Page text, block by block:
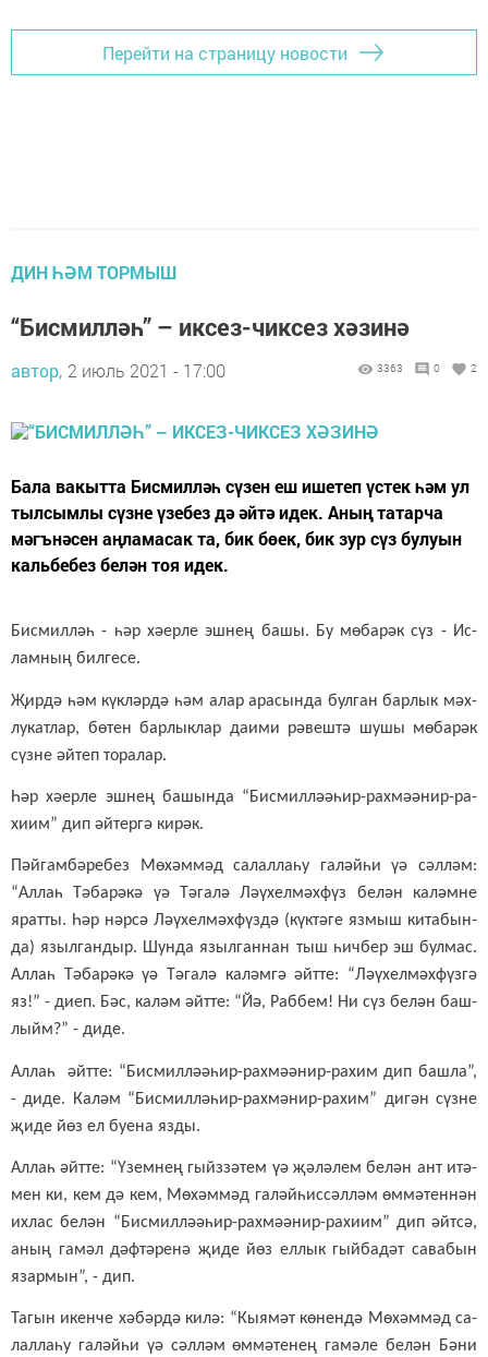
Перейти на страницу новости
ДИН ҺӘМ ТОРМЫШ
“Бис­мил­ләһ” – ик­сез-чик­сез хә­зи­нә
автор, 2 июль 2021 - 17:00 3363 0 2
­Ба­ла ва­кыт­та Бис­мил­ләһ сү­зен еш ише­теп үс­тек һәм ул
тыл­сым­лы сүз­не үзе­без дә әй­тә идек. Аның та­тар­ча
мәгъ­нә­сен аң­ла­ма­сак та, бик бө­ек, бик зур сүз бу­лу­ын
каль­бе­без бе­лән тоя идек.
Бис­мил­ләһ - һәр хә­ер­ле эш­нең ба­шы. Бу мө­ба­рәк сүз - Ис­
лам­ның бил­ге­се.
Җир­дә һәм күк­ләр­дә һәм алар ара­сын­да бул­ган бар­лык мәх­
лу­кат­лар, бө­тен бар­лык­лар да­и­ми рә­веш­тә шу­шы мө­ба­рәк
сүз­не әй­теп то­ра­лар.
Һәр хә­ер­ле эш­нең ба­шын­да “Бис­мил­лә­ә­һир-рах­мә­ә­нир-ра­
хи­им” дип әй­тер­гә ки­рәк.
Пәй­гам­бә­ре­без Мө­хәм­мәд са­лал­ла­һу га­ләй­һи үә сәл­ләм:
“Ал­лаһ Тә­ба­рә­кә үә Тә­га­лә Лә­ү­хел­мәх­фүз бе­лән ка­ләм­не
ярат­ты. Һәр нәр­сә Лә­ү­хел­мәх­фүз­дә (күк­тә­ге яз­мыш ки­та­бын­
да) языл­ган­дыр. Шун­да языл­ган­нан тыш һич­бер эш бул­мас.
Ал­лаһ Тә­ба­рә­кә үә Тә­га­лә ка­ләм­гә әйт­те: “Лә­ү­хел­мәх­фүз­гә
яз!” - ди­еп. Бәс, ка­ләм әйт­те: “Йә, Раб­бем! Ни сүз бе­лән баш­
лыйм?” - ди­де.
Ал­лаһ әйт­те: “Бис­мил­лә­ә­һир-рах­мә­ә­нир-ра­хим дип баш­ла”,
- ди­де. Ка­ләм “Бис­мил­лә­һир-рах­мә­нир-ра­хим” ди­гән сүз­не
җи­де йөз ел бу­е­на яз­ды.
Ал­лаһ әйт­те: “Үзем­нең гыйз­зә­тем үә җә­лә­лем бе­лән ант итә­
мен ки, кем дә кем, Мө­хәм­мәд га­ләй­һис­сәл­ләм өм­мә­тен­нән
их­лас бе­лән “Бис­мил­лә­ә­һир-рах­мә­ә­нир-ра­хи­им” дип әйт­сә,
аның га­мәл дәф­тә­ре­нә җи­де йөз ел­лык гый­ба­дәт са­ва­бын
язар­мын”, - дип.
Та­гын икен­че хә­бәр­дә ки­лә: “Кы­я­мәт кө­нен­дә Мө­хәм­мәд са­
лал­ла­һу га­ләй­һи үә сәл­ләм өм­мә­те­нең га­мә­ле бе­лән Бә­ни